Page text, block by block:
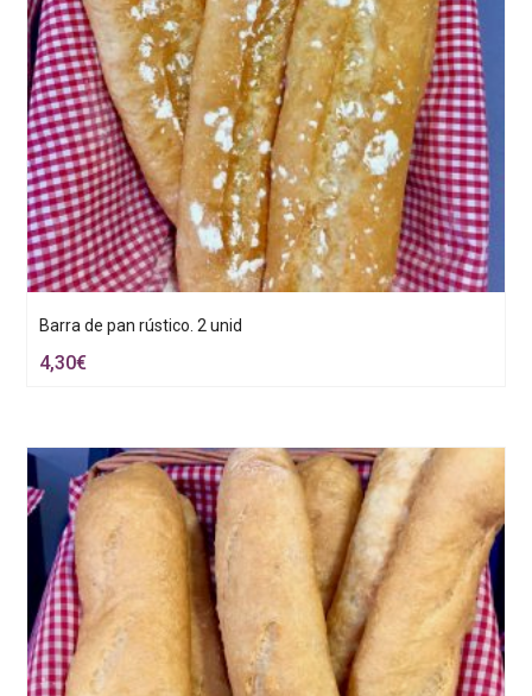
Barra de pan rústico. 2 unid
4,30€